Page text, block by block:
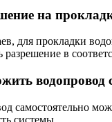
на
для прокладки
разрешение в
водопровод
самостоятельно
системы.